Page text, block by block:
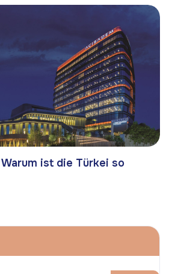
ist die Türkei so